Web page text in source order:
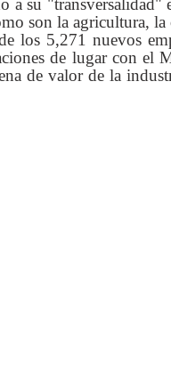
a su "transversalidad"
son la agricultura,
los 5,271 nuevos
de lugar con el
de valor de la